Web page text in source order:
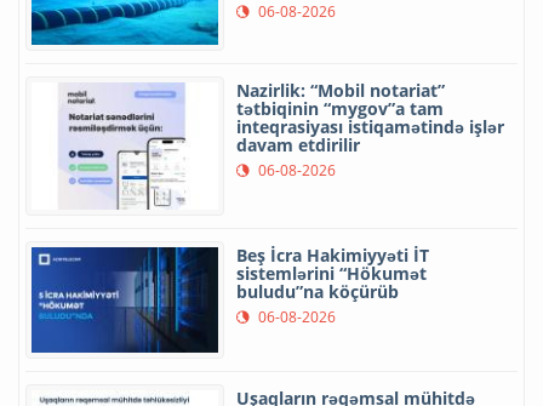
06-08-2026
Nazirlik: “Mobil notariat”
tətbiqinin “mygov”a tam
inteqrasiyası istiqamətində işlər
davam etdirilir
06-08-2026
Beş İcra Hakimiyyəti İT
sistemlərini “Hökumət
buludu”na köçürüb
06-08-2026
Uşaqların rəqəmsal mühitdə